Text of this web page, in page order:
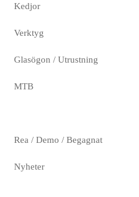
Kedjor
Verktyg
Glasögon / Utrustning
MTB
Rea / Demo / Begagnat
Nyheter